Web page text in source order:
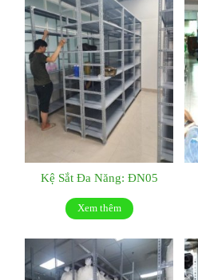
Kệ Sắt Đa Năng: ĐN05
Xem thêm